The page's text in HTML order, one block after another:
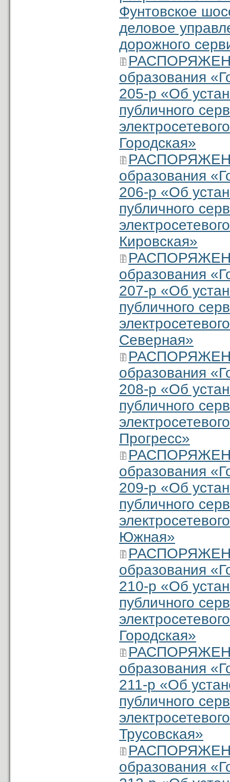
Фунтовское
деловое
дорожного
образования
205-р «Об
публичного
Городская»
образования
206-р «Об
публичного
Кировская»
образования
207-р «Об
публичного
Северная»
образования
208-р «Об
публичного
Прогресс»
образования
209-р «Об
публичного
Южная»
образования
210-р «Об
публичного
Городская»
образования
211-р «Об
публичного
Трусовская»
образования